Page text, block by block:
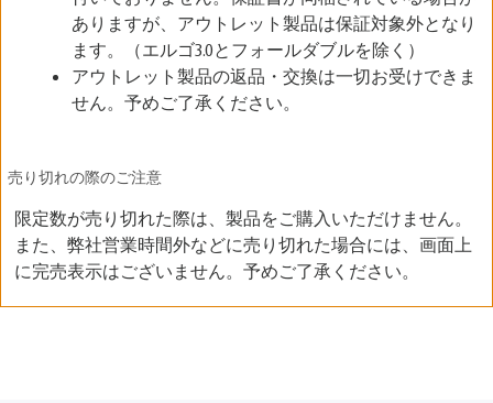
ありますが、アウトレット製品は保証対象外となり
ます。（エルゴ3.0とフォールダブルを除く）
アウトレット製品の返品・交換は一切お受けできま
せん。予めご了承ください。
売り切れの際のご注意
限定数が売り切れた際は、製品をご購入いただけません。
また、弊社営業時間外などに売り切れた場合には、画面上
に完売表示はございません。予めご了承ください。